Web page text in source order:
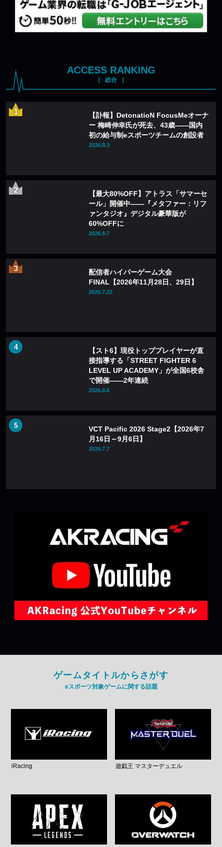
ACCESS RANKING
総合
【訃報】DetonatioN FocusMeオーナ
ー 梅崎伸幸氏が死去、43歳——国内
初の給与制eスポーツチームの創設者
2026.8.3
【最大80%OFF】アトラス「サマーセ
ール」開催中——『メタファー：リフ
ァンタジオ』デジタル豪華版が
60%OFFに
2026.8.7
配信者ハイパーゲーム大会
FINAL【2026年11月28日、29日】
2026.7.22
【スト6】現役トッププレイヤーが直
接指導する「STREET FIGHTER 6
LEVEL UP ACADEMY」が全国6校舎
で開催——2年連続
2026.8.8
VCT Pacific 2026 Stage2【2026年7
月16日～9月6日】
2026.7.7
ゲームタイトルからさがす
eスポーツ対象ゲームに関する話題
iRacing 遊戯王 マスターデュエル